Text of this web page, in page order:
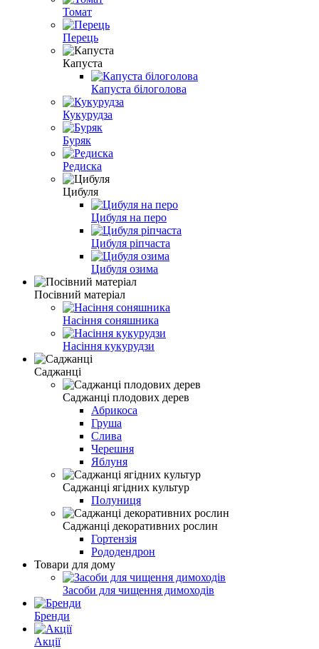
Томат
Перець
Капуста
Капуста білоголова
Кукурудза
Буряк
Редиска
Цибуля
Цибуля на перо
Цибуля ріпчаста
Цибуля озима
Посівний матеріал
Насіння соняшника
Насіння кукурудзи
Саджанці
Саджанці плодових дерев
Абрикоса
Груша
Слива
Черешня
Яблуня
Саджанці ягідних культур
Полуниця
Саджанці декоративних рослин
Гортензія
Рододендрон
Товари для дому
Засоби для чищення димоходів
Бренди
Акції